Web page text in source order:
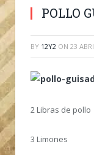
POLLO
BY 12Y2 ON 23
2 Libras de pollo
3 Limones